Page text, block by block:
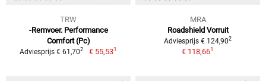
TRW
-Remvoer. Performance
Comfort (Pc)
Adviesprijs € 61,702 € 55,531
MRA
Roadshield Vorruit
Adviesprijs € 124,902
€ 118,661